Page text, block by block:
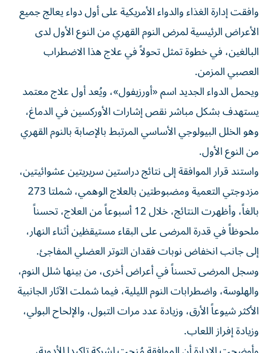
وافقت إدارة الغذاء والدواء الأمريكية على أول دواء يعالج جميع
الأعراض الرئيسية لمرض النوم القهري من النوع الأول لدى
البالغين، في خطوة تمثل تحولاً في علاج هذا الاضطراب
العصبي المزمن.
ويحمل الدواء الجديد اسم «أورزيفول»، ويُعد أول علاج معتمد
يستهدف بشكل مباشر نقص إشارات الأوركسين في الدماغ،
وهو الخلل البيولوجي الأساسي المرتبط بالإصابة بالنوم القهري
من النوع الأول.
واستند قرار الموافقة إلى نتائج دراستين سريريتين عشوائيتين،
مزدوجتي التعمية ومضبوطتين بالعلاج الوهمي، شملتا 273
بالغاً، وأظهرت النتائج، خلال 12 أسبوعاً من العلاج، تحسناً
ملحوظاً في قدرة المرضى على البقاء مستيقظين أثناء النهار،
إلى جانب انخفاض نوبات فقدان التوتر العضلي المفاجئ.
وسجل المرضى تحسناً في أعراض أخرى، من بينها شلل النوم،
والهلوسة، واضطرابات النوم الليلية، فيما شملت الآثار الجانبية
الأكثر شيوعاً الأرق، وزيادة عدد مرات التبول، والإلحاح البولي،
وزيادة إفراز اللعاب.